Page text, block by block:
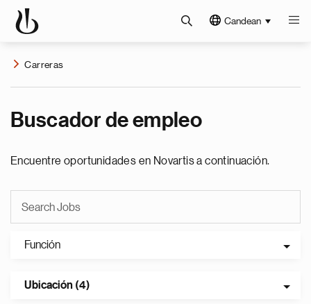
Candean
Carreras
Buscador de empleo
Encuentre oportunidades en Novartis a continuación.
Función
Ubicación (4)